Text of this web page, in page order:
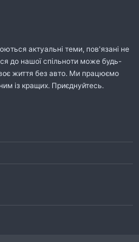
актуальні теми, пов'язані не
до нашої спільноти може будь-
життя без авто. Ми працюємо
із кращих. Приєднуйтесь.